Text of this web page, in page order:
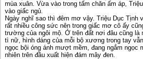
mùa xuân. Vừa vào trong tấm chăn ấm áp,
vào giấc ngủ.
Ngày nghĩ sao thì đêm mơ vậy. Triệu Dục Tịnh
rất nhiều công sức nên trong giấc mơ cô ấy
trường của ngôi mộ. Ở trên đất nơi đâu cũng là
tì nữ, hình dáng của mỗi bộ xương trong tay
ngọc bội óng ánh mượt mềm, đang ngắm ngọc
nhiên trên đầu xuất hiện đám mây đen.